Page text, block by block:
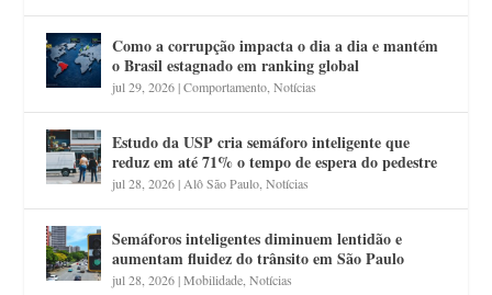
Como a corrupção impacta o dia a dia e mantém
o Brasil estagnado em ranking global
jul 29, 2026|Comportamento ,Notícias
Estudo da USP cria semáforo inteligente que
reduz em até 71% o tempo de espera do pedestre
jul 28, 2026| Alô São Paulo ,Notícias
Semáforos inteligentes diminuem lentidão e
aumentam fluidez do trânsito em São Paulo
jul 28, 2026|Mobilidade ,Notícias